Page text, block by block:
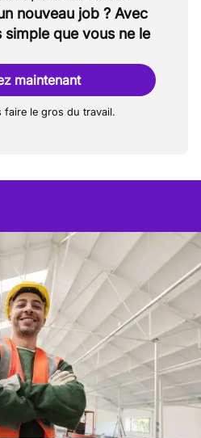
nouveau job ? Avec
simple que vous ne le
maintenant
faire le gros du travail.